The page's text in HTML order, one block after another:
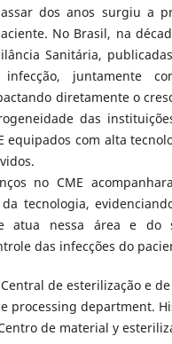
dos anos surgiu a
No Brasil, na
Sanitária,
infecção, juntamente
diretamente o
das
equipados com alta
no CME
tecnologia,
atua nessa área e do
das infecções do
de esterilização e
processing department.
de material y